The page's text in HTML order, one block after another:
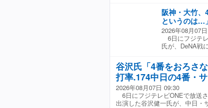
っていた。
楽天などで活
初回から積極的
に犠飛で３点の
イムリー。七回
記録した。
から登板した
年４月から恩師
利となった。
ィング、守備だ
適時打には「
る。大きな一本
ができていた
阪神・大竹
というのは…」
2026年08月07
6日にフジテ
氏が、DeNA戦
ね。低めにいっ
日は大量得点に
すね」と話し
マークしたが
力：フジテレ
谷沢氏「4番をおろさ
打率.174中日の4番・
2026年08月07日 09:30
6日にフジテレビONEで放送
出演した谷沢健一氏が、中日・